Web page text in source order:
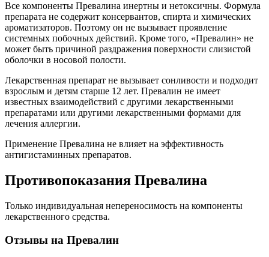
Все компоненты Превалина инертны и нетоксичны. Формула
препарата не содержит консервантов, спирта и химических
ароматизаторов. Поэтому он не вызывает проявление
системных побочных действий. Кроме того, «Превалин» не
может быть причиной раздражения поверхности слизистой
оболочки в носовой полости.
Лекарственная препарат не вызывает сонливости и подходит
взрослым и детям старше 12 лет. Превалин не имеет
известных взаимодействий с другими лекарственными
препаратами или другими лекарственными формами для
лечения аллергии.
Применение Превалина не влияет на эффективность
антигистаминных препаратов.
Противопоказания Превалина
Только индивидуальная непереносимость на компоненты
лекарственного средства.
Отзывы на Превалин